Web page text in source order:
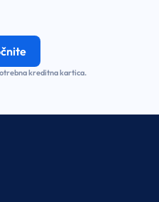
kreditna kartica.